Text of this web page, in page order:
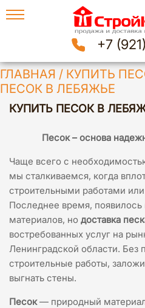
+7
ГЛАВНАЯ / КУПИТЬ
ПЕСОК В ЛЕБЯЖЬЕ
КУПИТЬ ПЕСОК В
Песок – основа
Чаще всего с
мы сталкиваемся, когда
строительными работами
Последнее время,
материалов, но доставка
востребованных услуг на
Ленинградской области. Без
строительные работы,
выгнать стены.
Песок— природный